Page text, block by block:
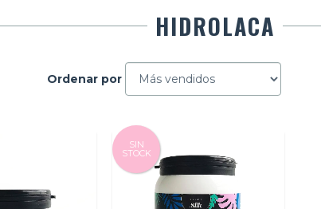
HIDROLACA
Ordenar por
SIN
STOCK